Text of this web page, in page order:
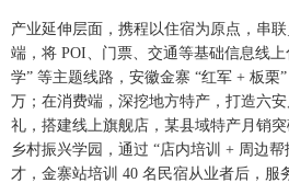
产业延伸层面，携程以住宿为原点，串
端，将 POI、门票、交通等基础信息线
学” 等主题线路，安徽金寨 “红军 + 板栗
万；在消费端，深挖地方特产，打造六
礼，搭建线上旗舰店，某县域特产月销
乡村振兴学园，通过 “店内培训 + 周边
才，金寨站培训 40 名民宿从业者后，服